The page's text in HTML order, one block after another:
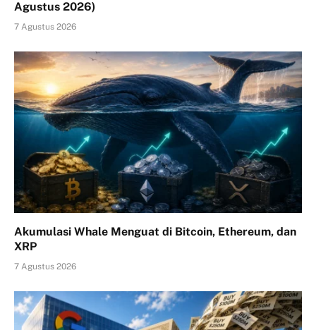
Agustus 2026)
7 Agustus 2026
Akumulasi Whale Menguat di Bitcoin, Ethereum, dan
XRP
7 Agustus 2026